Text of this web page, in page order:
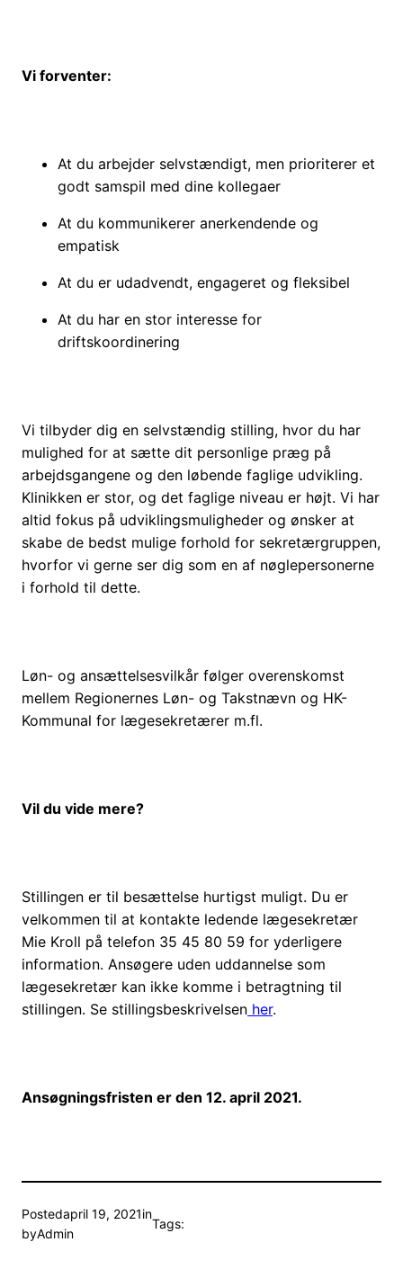
Vi forventer:
At du arbejder selvstændigt, men prioriterer et
godt samspil med dine kollegaer
At du kommunikerer anerkendende og
empatisk
At du er udadvendt, engageret og fleksibel
At du har en stor interesse for
driftskoordinering
Vi tilbyder dig en selvstændig stilling, hvor du har
mulighed for at sætte dit personlige præg på
arbejdsgangene og den løbende faglige udvikling.
Klinikken er stor, og det faglige niveau er højt. Vi har
altid fokus på udviklingsmuligheder og ønsker at
skabe de bedst mulige forhold for sekretærgruppen,
hvorfor vi gerne ser dig som en af nøglepersonerne
i forhold til dette.
Løn- og ansættelsesvilkår følger overenskomst
mellem Regionernes Løn- og Takstnævn og HK-
Kommunal for lægesekretærer m.fl.
Vil du vide mere?
Stillingen er til besættelse hurtigst muligt. Du er
velkommen til at kontakte ledende lægesekretær
Mie Kroll på telefon 35 45 80 59 for yderligere
information. Ansøgere uden uddannelse som
lægesekretær kan ikke komme i betragtning til
stillingen. Se stillingsbeskrivelsen her.
Ansøgningsfristen er den 12. april 2021.
Postedapril 19, 2021in
byAdmin
Tags: